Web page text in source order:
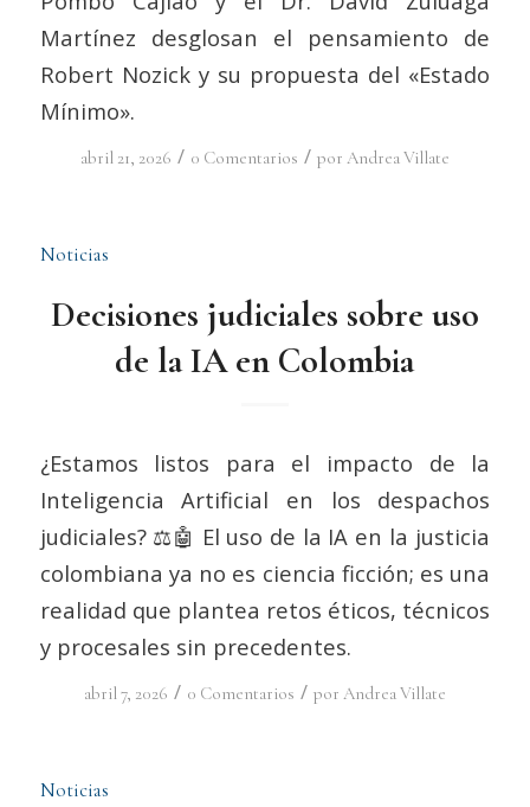
Martínez desglosan el pensamiento de
Robert Nozick y su propuesta del «Estado
Mínimo».
abril 21, 2026 / 0 Comentarios / por Andrea Villate
Noticias
Decisiones judiciales sobre uso
de la IA en Colombia
¿Estamos listos para el impacto de la
Inteligencia Artificial en los despachos
judiciales? ⚖️🤖 El uso de la IA en la justicia
colombiana ya no es ciencia ficción; es una
realidad que plantea retos éticos, técnicos
y procesales sin precedentes.
abril 7, 2026 / 0 Comentarios / por Andrea Villate
Noticias